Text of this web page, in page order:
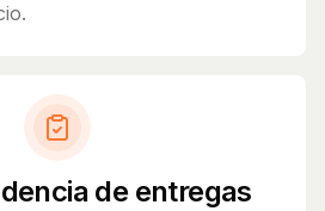
de entregas